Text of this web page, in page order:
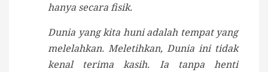
hanya secara fisik.
Dunia yang kita huni adalah tempat yang
melelahkan. Meletihkan, Dunia ini tidak
kenal terima kasih. Ia tanpa henti